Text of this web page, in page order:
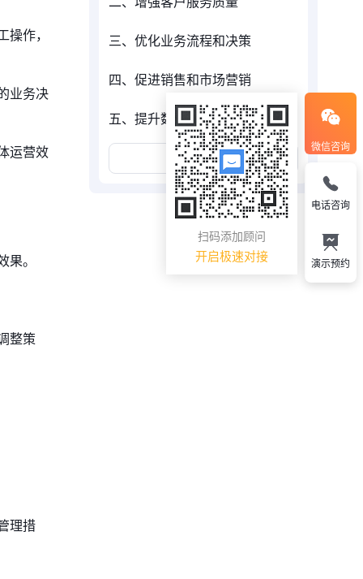
作，
业务决
运营效
。
整策
理措
三、优化业务流程和决策
四、促进销售和市场营销
五、提升数据分析和预测能力
展开更多
微信咨询
扫码添加顾问
开启极速对接
电话咨询
演示预约